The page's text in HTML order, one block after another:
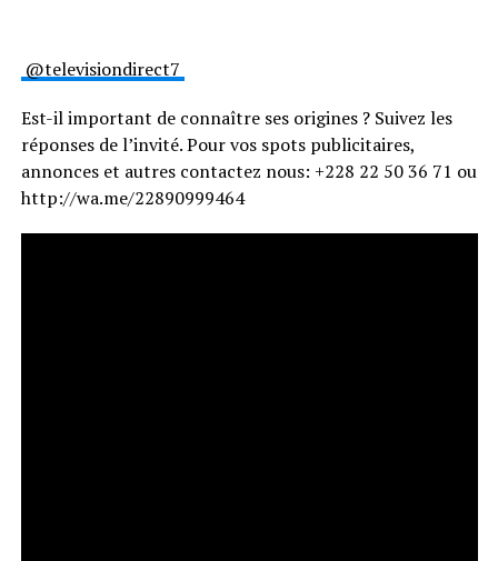
@televisiondirect7
Est-il important de connaître ses origines ? Suivez les
réponses de l’invité. Pour vos spots publicitaires,
annonces et autres contactez nous: +228 22 50 36 71 ou
http://wa.me/22890999464